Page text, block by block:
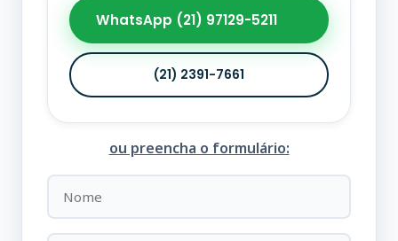
WhatsApp (21) 97129-5211
(21) 2391-7661
ou preencha o formulário: